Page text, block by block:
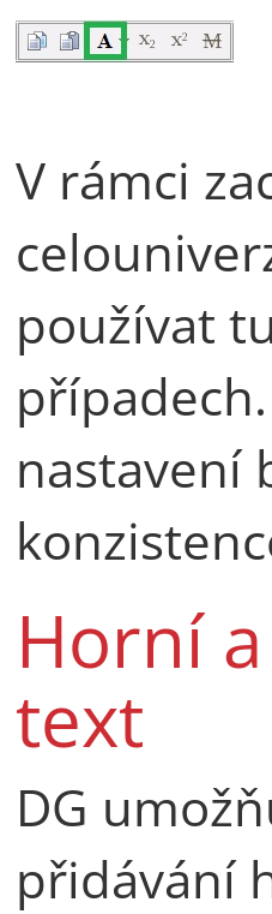
V rámci
používat
nastavení
Horní
text
DG
přidávání